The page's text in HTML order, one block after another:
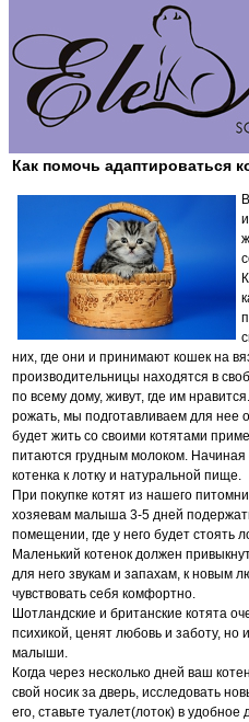
Как помочь адаптироваться
них, где они и принимают кошек на
производительницы находятся в
по всему дому, живут, где им
рожать, мы подготавливаем для нее
будет жить со своими котятами
питаются грудным молоком.
котенка к лотку и натуральной пище.
При покупке котят из нашего
хозяевам малыша 3-5 дней
помещении, где у него будет стоять
Маленький котенок должен
для него звукам и запахам, к новым
чувствовать себя комфортно.
Шотландские и британские котята
психикой, ценят любовь и заботу, но
малыши.
Когда через несколько дней ваш
свой носик за дверь, исследовать
его, ставьте туалет(лоток) в удобное